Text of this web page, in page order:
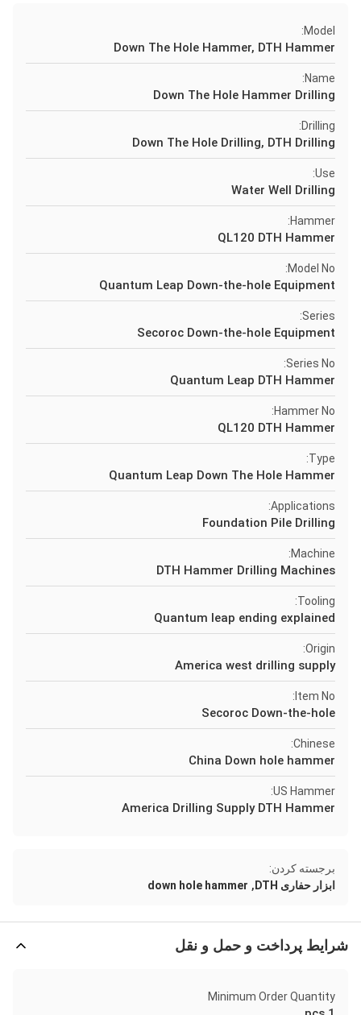
Model:
Down The Hole Hammer, DTH Hammer
Name:
Down The Hole Hammer Drilling
Drilling:
Down The Hole Drilling, DTH Drilling
Use:
Water Well Drilling
Hammer:
QL120 DTH Hammer
Model No:
Quantum Leap Down-the-hole Equipment
Series:
Secoroc Down-the-hole Equipment
Series No:
Quantum Leap DTH Hammer
Hammer No:
QL120 DTH Hammer
Type:
Quantum Leap Down The Hole Hammer
Applications:
Foundation Pile Drilling
Machine:
DTH Hammer Drilling Machines
Tooling:
Quantum leap ending explained
Origin:
America west drilling supply
Item No:
Secoroc Down-the-hole
Chinese:
China Down hole hammer
US Hammer:
America Drilling Supply DTH Hammer
برجسته کردن:
ابزار حفاری DTH
,
down hole hammer
شرایط پرداخت و حمل و نقل
Minimum Order Quantity